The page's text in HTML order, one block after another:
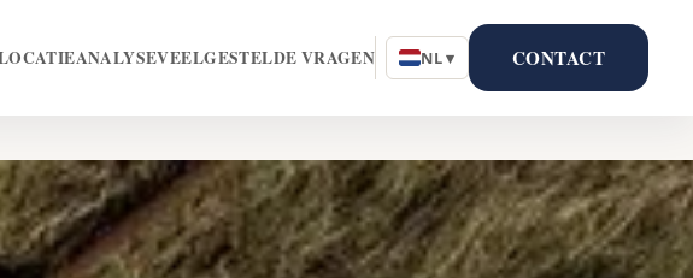
ANALYSEVEELGESTELDE VRAGEN NL ▾ CONTACT